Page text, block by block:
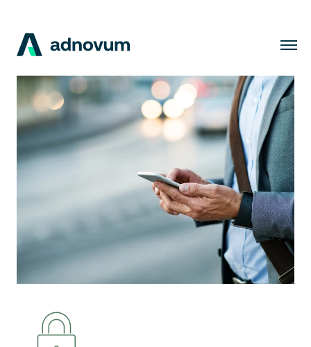
Branchen
Kunden
Insights
Unternehmen
Karriere
DE